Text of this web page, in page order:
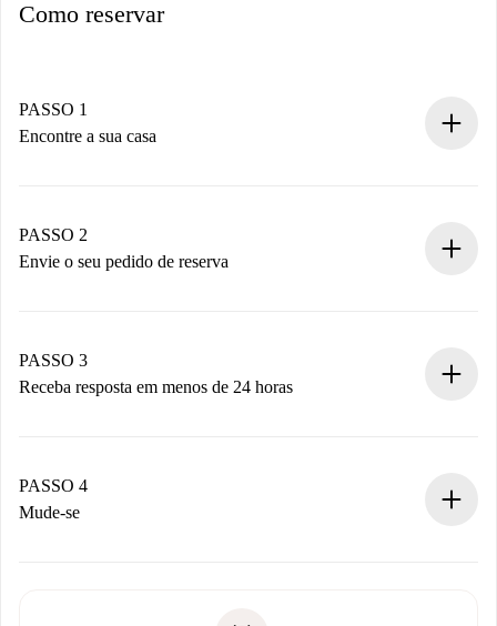
Como reservar
PASSO 1
Encontre a sua casa
Você tem todas as informações necessárias
antecipadamente.
PASSO 2
Envie o seu pedido de reserva
Não cobramos nada até que o proprietário confirme.
PASSO 3
Receba resposta em menos de 24 horas
proprietário.
Se recusada: não cobraremos nada e ofereceremos
PASSO 4
Mude-se